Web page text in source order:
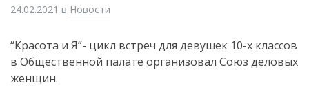
24.02.2021 в Новости
“Красота и Я”- цикл встреч для девушек 10-х классов
в Общественной палате организовал Союз деловых
женщин.